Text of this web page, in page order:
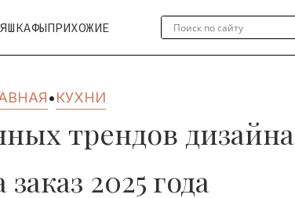
ШКАФЫПРИХОЖИЕ
•КУХНИ
трендов дизайна
2025 года